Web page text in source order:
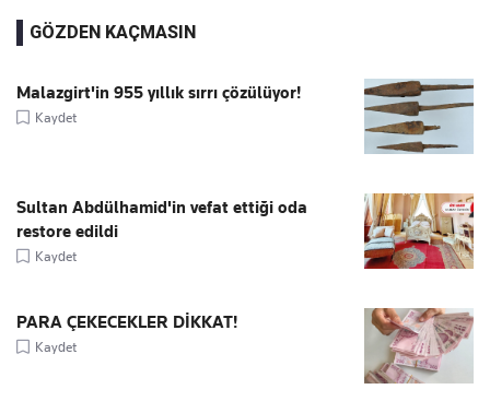
GÖZDEN KAÇMASIN
Malazgirt'in 955 yıllık sırrı çözülüyor!
Kaydet
Sultan Abdülhamid'in vefat ettiği oda
restore edildi
Kaydet
PARA ÇEKECEKLER DİKKAT!
Kaydet